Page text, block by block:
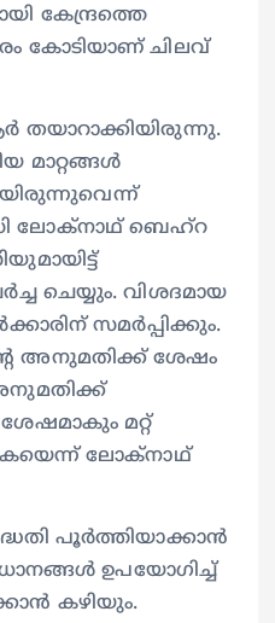
കേന്ദ്രത്തെ
കോടിയാണ് ചിലവ്
തയാറാക്കിയിരുന്നു.
മാറ്റങ്ങള്‍
ലോക്‌നാഥ് ബെഹ്‌റ
ചെയ്യും. വിശദമായ
സമര്‍പ്പിക്കും.
അനുമതിക്ക് ശേഷം
മറ്റ്
ലോക്‌നാഥ്
പൂര്‍ത്തിയാക്കാന്‍
ഉപയോഗിച്ച്
കഴിയും.